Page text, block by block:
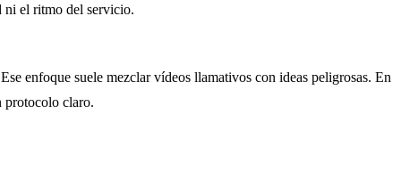
ni el ritmo del servicio.
enfoque suele mezclar vídeos llamativos con ideas peligrosas. En
protocolo claro.